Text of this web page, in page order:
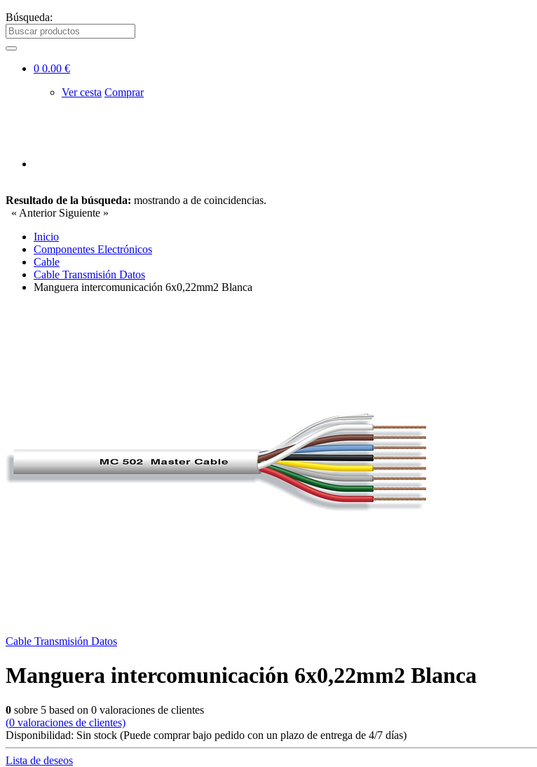
Búsqueda:
0 0.00 €
Ver cesta Comprar
Resultado de la búsqueda: mostrando a de coincidencias.
« Anterior Siguiente »
Inicio
Componentes Electrónicos
Cable
Cable Transmisión Datos
Manguera intercomunicación 6x0,22mm2 Blanca
Cable Transmisión Datos
Manguera intercomunicación 6x0,22mm2 Blanca
0 sobre 5 based on 0 valoraciones de clientes
(0 valoraciones de clientes)
Disponibilidad: Sin stock (Puede comprar bajo pedido con un plazo de entrega de 4/7 días)
Lista de deseos